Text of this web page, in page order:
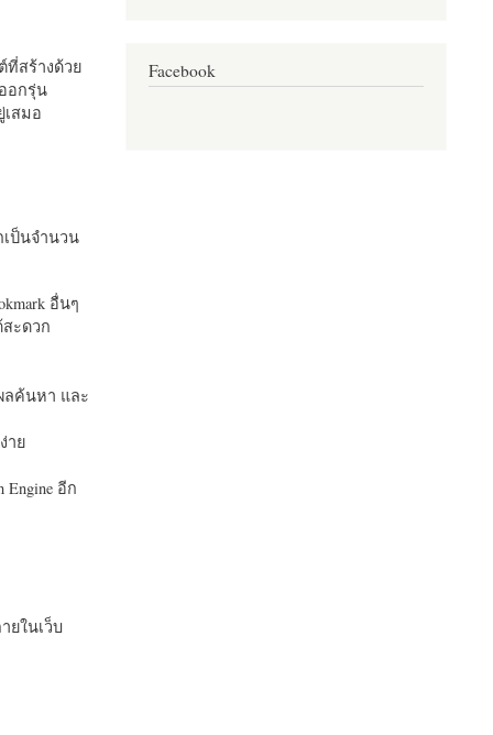
ที่สร้างด้วย
อกรุ่น
สมอ
ป็นจำนวน
อื่นๆ
สะดวก
ลค้นหา และ
าย
อีก
ยในเว็บ
Facebook